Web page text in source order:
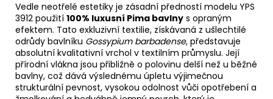
Vedle neotřelé estetiky je zásadní předností modelu YPS
3912 použití 100% luxusní Pima bavlny s opraným
efektem. Tato exkluzivní textilie, získávaná z ušlechtilé
odrůdy bavlníku Gossypium barbadense, představuje
absolutní kvalitativní vrchol v textilním průmyslu. Její
přírodní vlákna jsou přibližně o polovinu delší než u běžné
bavlny, což dává výslednému úpletu výjimečnou
strukturální pevnost, vysokou odolnost vůči opotřebení a